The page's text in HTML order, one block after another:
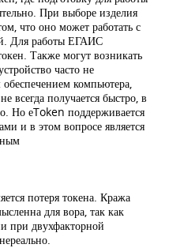
При выборе изделия
что оно может работать с
Для работы ЕГАИС
Также могут возникать
часто не
компьютера,
всегда получается быстро, в
Но еToken поддерживается
и в этом вопросе является
потеря токена. Кража
для вора, так как
при двухфакторной